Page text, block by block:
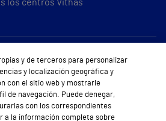
los centros Vithas
Sobre Vithas
somos
en Vithas
y de terceros para personalizar
y localización geográfica y
con el sitio web y mostrarle
de navegación. Puede denegar,
con los correspondientes
a la información completa sobre